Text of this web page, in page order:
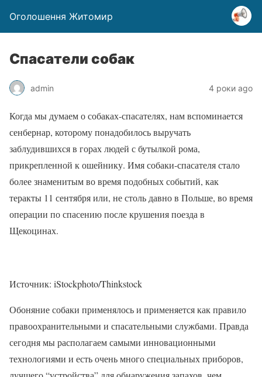
Оголошення Житомир
Спасатели собак
admin 4 роки ago
Когда мы думаем о собаках-спасателях, нам вспоминается
сенбернар, которому понадобилось выручать
заблудившихся в горах людей с бутылкой рома,
прикрепленной к ошейнику. Имя собаки-спасателя стало
более знаменитым во время подобных событий, как
теракты 11 сентября или, не столь давно в Польше, во время
операции по спасению после крушения поезда в
Щекоцинах.
Источник: iStockphoto/Thinkstock
Обоняние собаки применялось и применяется как правило
правоохранительными и спасательными службами. Правда
сегодня мы располагаем самыми инновационными
технологиями и есть очень много специальных приборов,